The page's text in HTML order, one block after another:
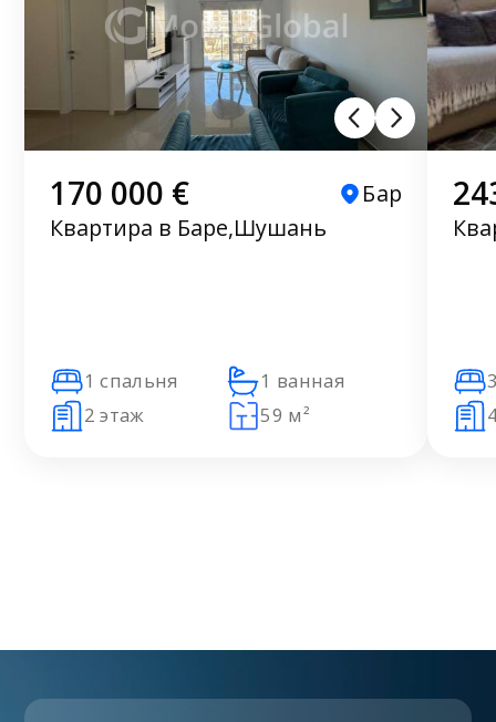
170 000 €
Бар
Квартира в Баре,Шушань
1 спальня
1 ванная
2 этаж
59 м²